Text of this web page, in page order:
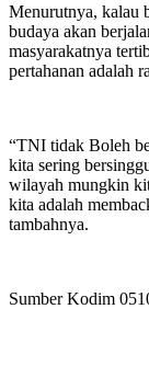
Menurutnya, kalau
budaya akan
masyarakatnya
pertahanan adalah
“TNI tidak Boleh
kita sering
wilayah mungkin
kita adalah
tambahnya.
Sumber Kodim